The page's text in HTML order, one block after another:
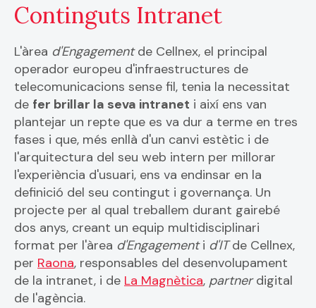
Continguts Intranet
L'àrea d'Engagementde Cellnex, el principal
operador europeu d'infraestructures de
telecomunicacions sense fil, tenia la necessitat
de fer brillar la seva intranet i així ens van
plantejar un repte que es va dur a terme en tres
fases i que, més enllà d'un canvi estètic i de
l'arquitectura del seu web intern per millorar
l'experiència d'usuari, ens va endinsar en la
definició del seu contingut i governança. Un
projecte per al qual treballem durant gairebé
dos anys, creant un equip multidisciplinari
format per l'àrea d'Engagementi d'ITde Cellnex,
per Raona, responsables del desenvolupament
de la intranet, i de La Magnètica, partnerdigital
de l'agència.